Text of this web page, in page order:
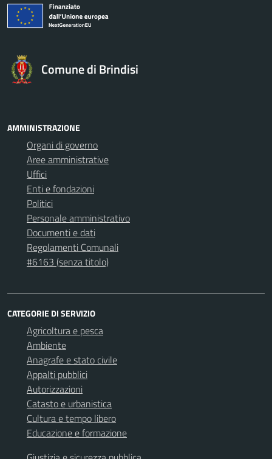
Comune di Brindisi
AMMINISTRAZIONE
Organi di governo
Aree amministrative
Uffici
Enti e fondazioni
Politici
Personale amministrativo
Documenti e dati
Regolamenti Comunali
#6163 (senza titolo)
CATEGORIE DI SERVIZIO
Agricoltura e pesca
Ambiente
Anagrafe e stato civile
Appalti pubblici
Autorizzazioni
Catasto e urbanistica
Cultura e tempo libero
Educazione e formazione